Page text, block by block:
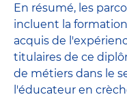
En résumé, les
incluent la
acquis de
titulaires de ce
de métiers dans le
l'éducateur en